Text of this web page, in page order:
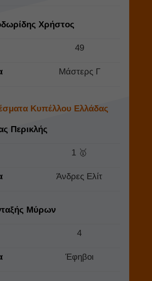
Χρήστος
49
Μάστερς Γ
Κυπέλλου Ελλάδας
Περικλής
1 🥇
Άνδρες Ελίτ
Μύρων
4
Έφηβοι